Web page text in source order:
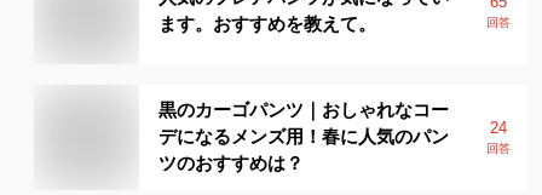
ます。おすすめを教えて。
回答
黒のカーゴパンツ｜おしゃれなコー
デになるメンズ用！春に人気のパン
ツのおすすめは？
24
回答